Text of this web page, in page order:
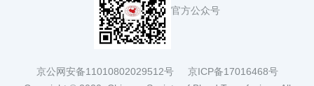
官方公众号
京公网安备11010802029512号 京ICP备17016468号